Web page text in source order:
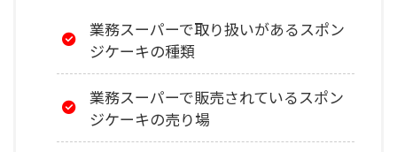
業務スーパーで取り扱いがあるスポン
ジケーキの種類
業務スーパーで販売されているスポン
ジケーキの売り場